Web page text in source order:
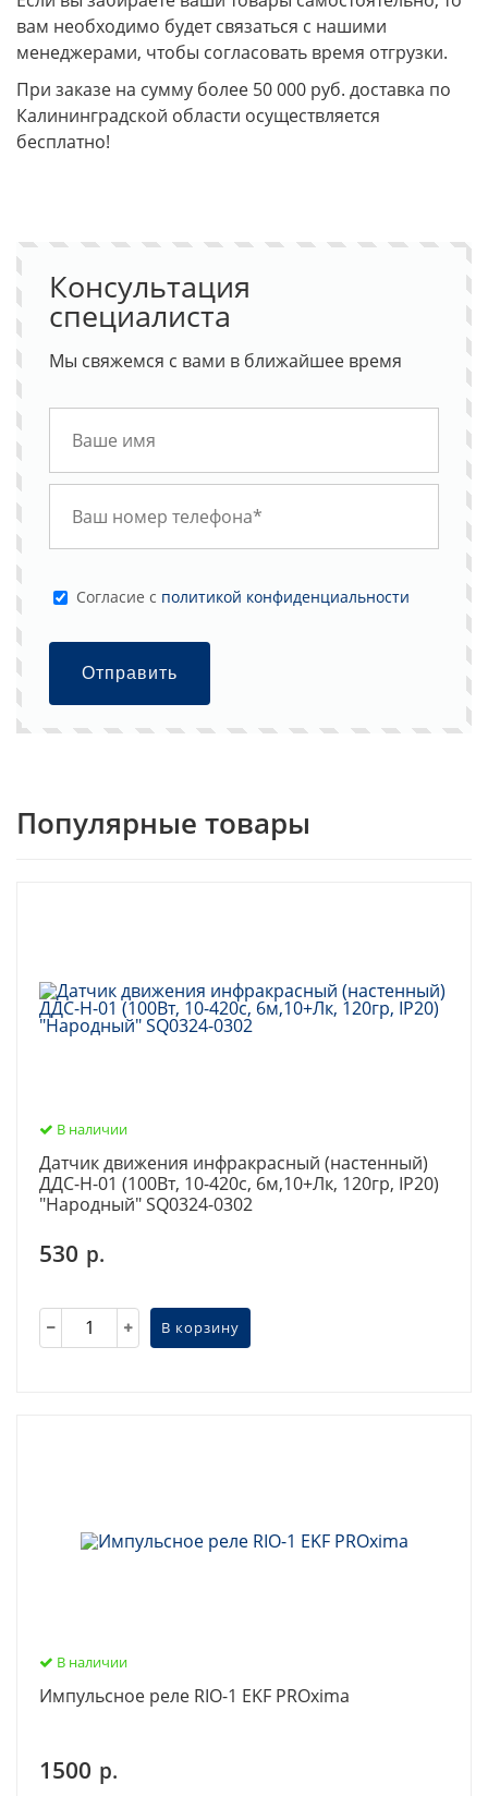
вам необходимо будет связаться с нашими
менеджерами, чтобы согласовать время отгрузки.
При заказе на сумму более 50 000 руб. доставка по
Калининградской области осуществляется
бесплатно!
Консультация
специалиста
Мы свяжемся с вами в ближайшее время
Cогласие с политикой конфиденциальности
Отправить
Популярные товары
В наличии
Датчик движения инфракрасный (настенный)
ДДС-Н-01 (100Вт, 10-420с, 6м,10+Лк, 120гр, IP20)
"Народный" SQ0324-0302
530 р.
В корзину
В наличии
Импульсное реле RIO-1 EKF PROxima
1500 р.